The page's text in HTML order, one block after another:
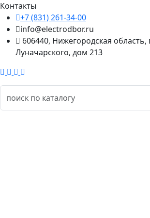
Контакты
+7 (831) 261-34-00
info@electrodbor.ru
606440, Нижегородская область,
Луначарского, дом 213